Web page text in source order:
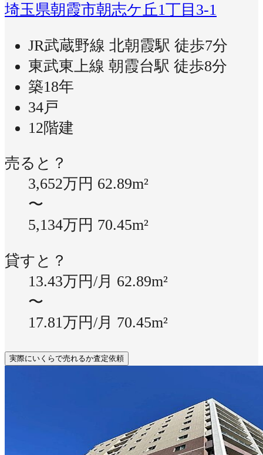
埼玉県朝霞市朝志ケ丘1丁目3-1
JR武蔵野線 北朝霞駅 徒歩7分
東武東上線 朝霞台駅 徒歩8分
築18年
34戸
12階建
売ると？
3,652万円 62.89m²
〜
5,134万円 70.45m²
貸すと？
13.43万円/月 62.89m²
〜
17.81万円/月 70.45m²
実際にいくらで売れるか査定依頼